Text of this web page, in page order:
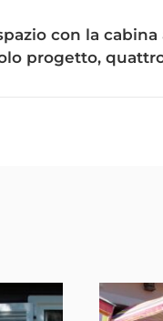
con la
progetto,